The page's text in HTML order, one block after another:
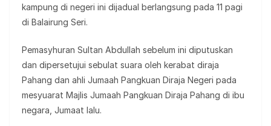
kampung di negeri ini dijadual berlangsung pada 11 pagi
di Balairung Seri.
Pemasyhuran Sultan Abdullah sebelum ini diputuskan
dan dipersetujui sebulat suara oleh kerabat diraja
Pahang dan ahli Jumaah Pangkuan Diraja Negeri pada
mesyuarat Majlis Jumaah Pangkuan Diraja Pahang di ibu
negara, Jumaat lalu.